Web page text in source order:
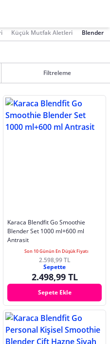
Küçük Mutfak Aletleri Blender
Filtreleme
Karaca Blendfit Go Smoothie
Blender Set 1000 ml+600 ml
Antrasit
Son 10 Günün En Düşük Fiyatı
2.598,99 TL
Sepette
2.498,99 TL
Sepete Ekle